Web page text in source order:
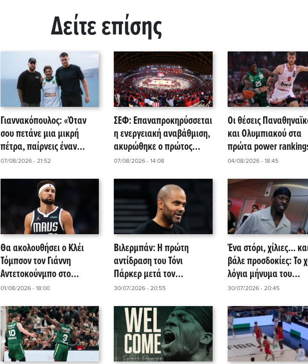
Δείτε επίσης
Γιαννακόπουλος: «Όταν
σου πετάνε μια μικρή
πέτρα, παίρνεις έναν
βράχο και τους
07/08/2026 - 21:52
ΣΕΦ: Επαναπροκηρύσσεται
η ενεργειακή αναβάθμιση,
ακυρώθηκε ο πρώτος
διαγωνισμός
07/08/2026 - 14:08
Οι θέσεις
και Ολυμπιακού στα
πρώτα power
EuroLeague!
04/08/2026 - 18:45
Θα ακολουθήσει ο Κλέι
Τόμπσον τον Γιάννη
Αντετοκούνμπο στο
Μαϊάμι;
01/08/2026 - 18:00
Βιλερμπάν: Η πρώτη
αντίδραση του Τόνι
Πάρκερ μετά τον
Φρανσίσκο – Τι αλλάζει
30/07/2026 - 20:55
Ένα στόρι, χίλιες...
βάλε προσδοκίες: Το
λόγια μήνυμα του
Φρανσίσκο στον
30/07/2026 - 20:45